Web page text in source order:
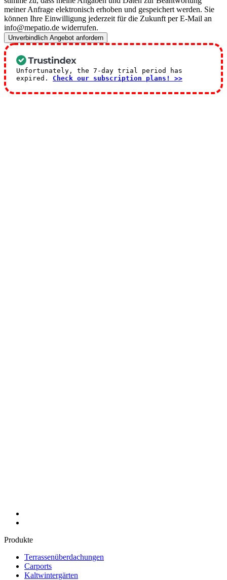
meiner Anfrage elektronisch erhoben und gespeichert werden. Sie
können Ihre Einwilligung jederzeit für die Zukunft per E-Mail an
info@mepatio.de widerrufen.
Unverbindlich Angebot anfordern
Unfortunately, the 7-day trial period has
expired. Check our subscription plans! >>
Produkte
Terrassenüberdachungen
Carports
Kaltwintergärten